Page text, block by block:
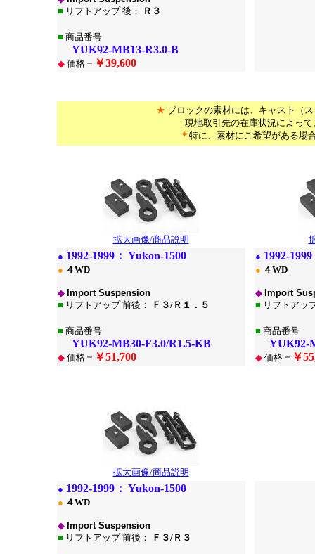
■ リフトアップ 後： Ｒ３
■ 商品番号
YUK92-MB13-R3.0-B
◆価格＝ ￥39,600
★ ブロックの素材には、キャスト（
現地取引先の在庫状況によっ
＊ 特に、素材にご希望がある場
拡大画像/商品説明
● 1992-1999： Yukon-1500
● ４WD
◆ Import Suspension
■ リフトアップ 前後： Ｆ３/Ｒ１．５
■ 商品番号
YUK92-MB30-F3.0/R1.5-KB
◆価格＝ ￥51,700
● 1992-1999
● ４WD
◆ Import
■ リフトアッ
■ 商品番号
YUK92-
◆価格＝ ￥
拡大画像/商品説明
● 1992-1999： Yukon-1500
● ４WD
◆ Import Suspension
■ リフトアップ 前後： Ｆ３/Ｒ３